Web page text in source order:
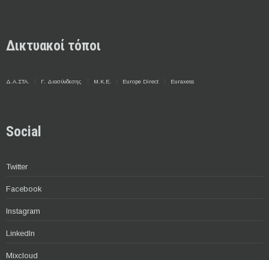
Δικτυακοί τόποι
Δ.Α.ΣΤΑ. Γ. Διασύνδεσης Μ.Κ.Ε. Europe Direct Euraxess
Social
Twitter
Facebook
Instagram
LinkedIn
Mixcloud